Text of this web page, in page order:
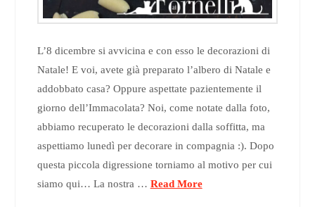
L’8 dicembre si avvicina e con esso le decorazioni di
Natale! E voi, avete già preparato l’albero di Natale e
addobbato casa? Oppure aspettate pazientemente il
giorno dell’Immacolata? Noi, come notate dalla foto,
abbiamo recuperato le decorazioni dalla soffitta, ma
aspettiamo lunedì per decorare in compagnia :). Dopo
questa piccola digressione torniamo al motivo per cui
siamo qui… La nostra … Read More